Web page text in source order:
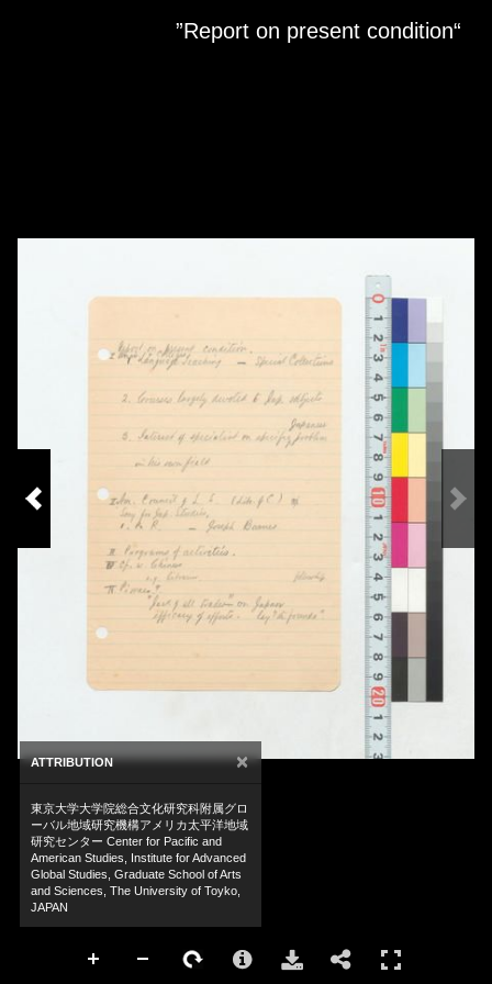
“Report on present condition”
ATTRIBUTION ×
東京大学大学院総合文化研究科附属グロ
ーバル地域研究機構アメリカ太平洋地域
研究センター Center for Pacific and
American Studies, Institute for Advanced
Global Studies, Graduate School of Arts
and Sciences, The University of Toyko,
JAPAN